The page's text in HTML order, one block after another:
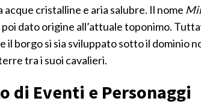
cristalline e aria salubre. Il nome
dato origine all’attuale toponimo.
il borgo si sia sviluppato sotto il dominio
tra i suoi cavalieri.
di Eventi e Personaggi